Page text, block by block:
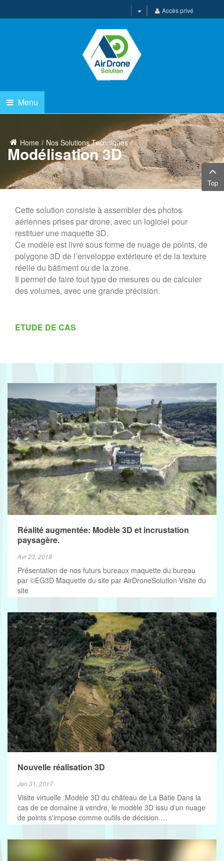
Accès privé
Menu
Home Nos Solutions Techniques
Modélisation 3D
Cette solution consiste à assembler des photos
aériennes prises par drone, avec un logiciel pour
restituer une maquette 3D.
Ce modèle est livré sous forme de nuage de points, de
polygone 3D de l’enveloppe extérieure et de la texture
réelle du bâtiment ou de la zone.
Il permet de faire tout type de mesures ou de calculer
des volumes, avec une grande précision.
ETUDE DE CAS
Réalité augmentée: Modèle 3D et incrustation
paysagère.
Avr 23, 2018
Présentation de nos futurs bureaux maquette du bureau
par ©EG3D Maquette du site par AirDroneSolution Visite du
site
Nouvelle réalisation 3D
Jan 31, 2017
Visite virtuelle :Modèle 3D du château de La Batie Dans la
cas de ce domaine à vendre, le modèle 3D issu d'un nuage
de points s'impose comme outils de décision.…
Top